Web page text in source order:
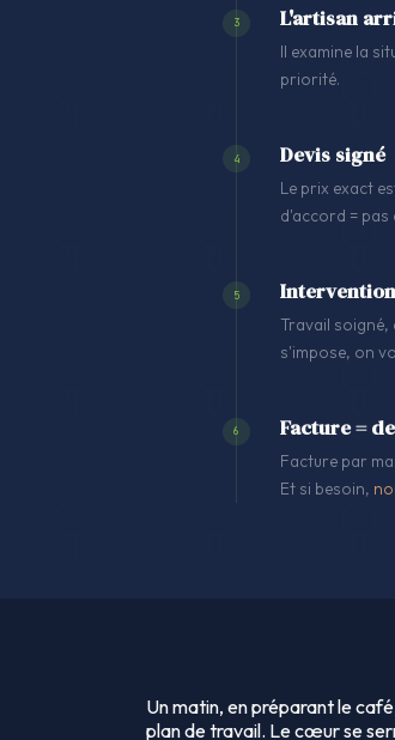
3 L'artisan
Il examine la
priorité.
4 Devis signé
Le prix exact
d'accord =
5 Intervention
Travail soigné,
s'impose, on
6 Facture =
Facture par
Et si besoin,
Un matin, en préparant le
plan de travail. Le cœur se